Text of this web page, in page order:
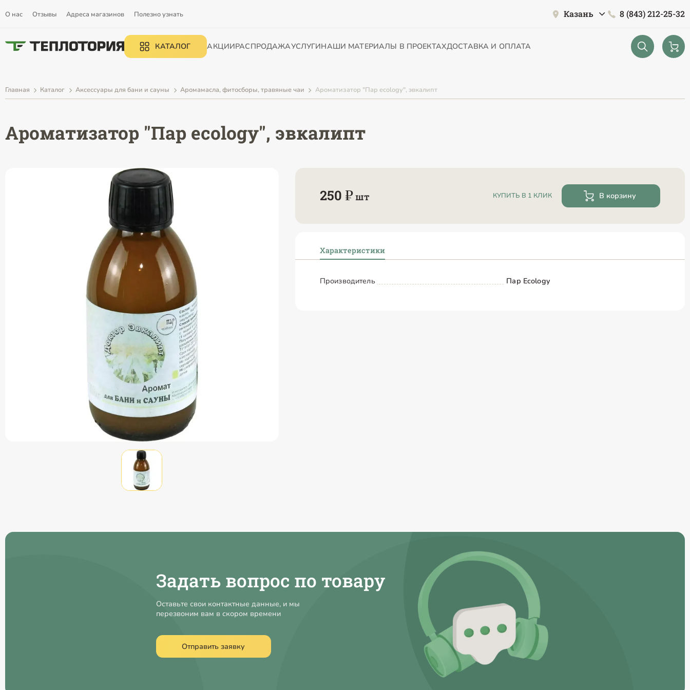
О нас Отзывы Адреса магазинов Полезно узнать Казань 8 (843) 212-25-32
КАТАЛОГ АКЦИИРАСПРОДАЖАУСЛУГИНАШИ МАТЕРИАЛЫ В ПРОЕКТАХДОСТАВКА И ОПЛАТА
Главная Каталог Аксессуары для бани и сауны Аромамасла, фитосборы, травяные чаи Ароматизатор "Пар ecology", эвкалипт
Ароматизатор "Пар ecology", эвкалипт
250 ₽шт КУПИТЬ В 1 КЛИК В корзину
Характеристики
Производитель Пар Ecology
Задать вопрос по товару
Оставьте свои контактные данные, и мы
перезвоним вам в скором времени
Отправить заявку